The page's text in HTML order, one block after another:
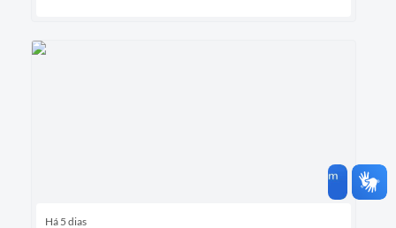
Há 5 dias